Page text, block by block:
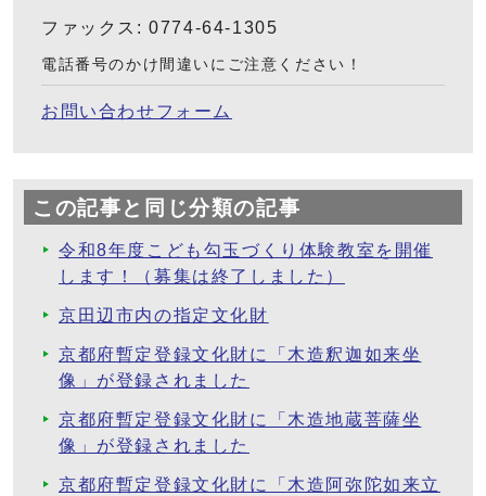
ファックス: 0774-64-1305
電話番号のかけ間違いにご注意ください！
お問い合わせフォーム
この記事と同じ分類の記事
令和8年度こども勾玉づくり体験教室を開催
します！（募集は終了しました）
京田辺市内の指定文化財
京都府暫定登録文化財に「木造釈迦如来坐
像」が登録されました
京都府暫定登録文化財に「木造地蔵菩薩坐
像」が登録されました
京都府暫定登録文化財に「木造阿弥陀如来立